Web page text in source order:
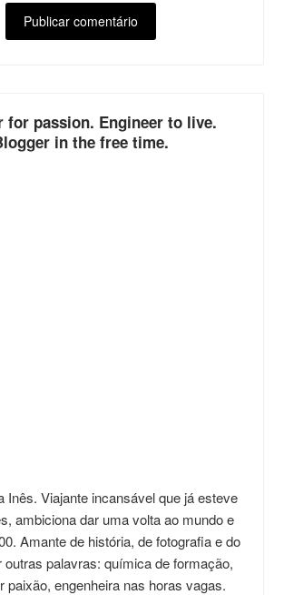
for passion. Engineer to live.
in the free time.
Inês. Viajante incansável que já esteve
ambiciona dar uma volta ao mundo e
Amante de história, de fotografia e do
outras palavras: química de formação,
paixão, engenheira nas horas vagas.